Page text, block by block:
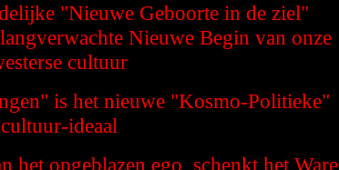
"Nieuwe Geboorte in de ziel"
Nieuwe Begin van onze
cultuur
is het nieuwe "Kosmo-Politieke"
cultuur-ideaal
het opgeblazen ego, schenkt het Ware